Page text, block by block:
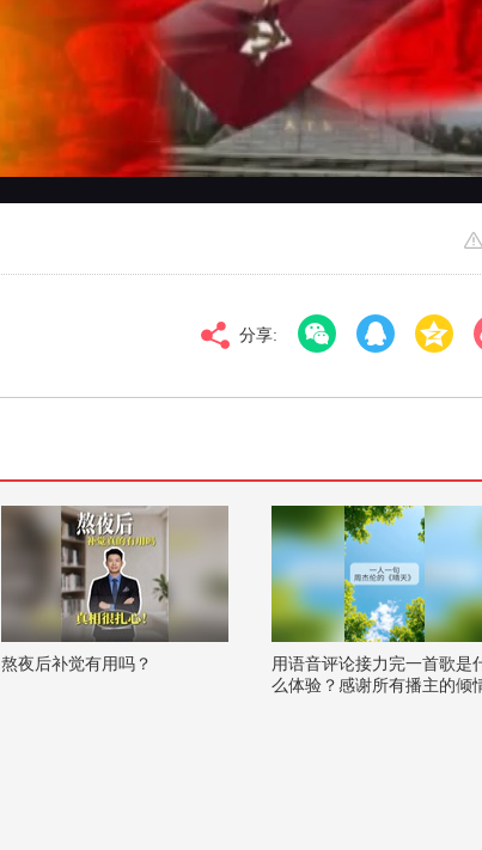
高清 倍速
对比度 100
分享:
熬夜后补觉有用吗？
用语音评论接力完一首歌是
么体验？感谢所有播主的倾